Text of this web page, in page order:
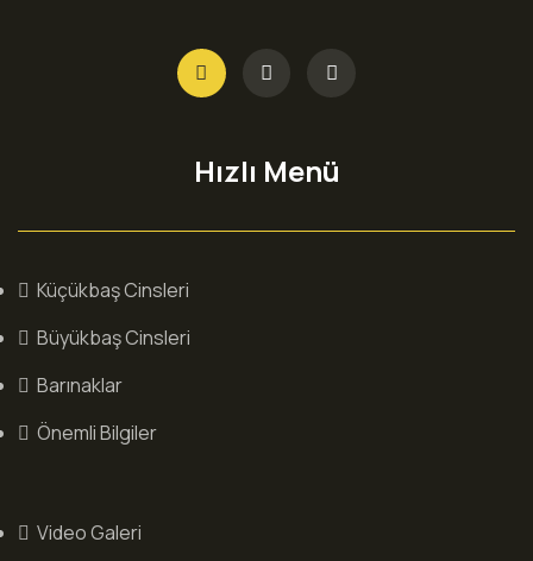
Hızlı Menü
Küçükbaş Cinsleri
Büyükbaş Cinsleri
Barınaklar
Önemli Bilgiler
Video Galeri